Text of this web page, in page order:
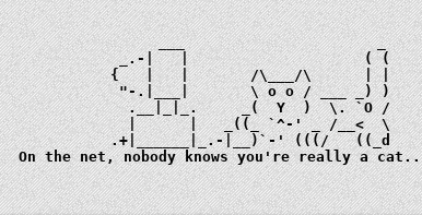
             ___
               _
         _.-|   |
              ( (
        {   |   |
/\___/\      | |
         "-.|___|
\ o o
/ ___ _) )
          .__|_|_.
_(  Y  )  \. `O /
          |      |   _
((_ `^-' _ /__<  \
        .+|______|_.-|__)
`-' (((/   ((_d
On the net, nobody knows you're really a